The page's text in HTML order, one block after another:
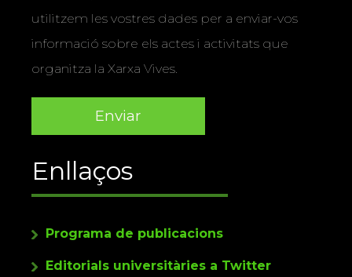
utilitzem les vostres dades per a enviar-vos
informació sobre els actes i activitats que
organitza la Xarxa Vives.
Enllaços
Programa de publicacions
Editorials universitàries a Twitter